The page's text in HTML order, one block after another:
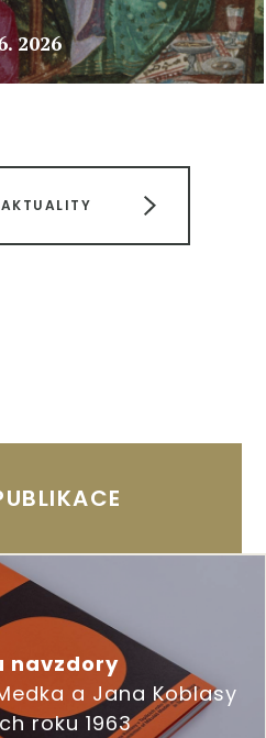
2026
navzdory
a Jana Koblasy
roku 1963